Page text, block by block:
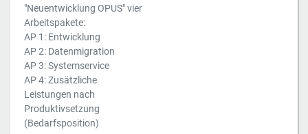
"Neuentwicklung OPUS" vier
Arbeitspakete:
AP 1: Entwicklung
AP 2: Datenmigration
AP 3: Systemservice
AP 4: Zusätzliche
Leistungen nach
Produktivsetzung
(Bedarfsposition)